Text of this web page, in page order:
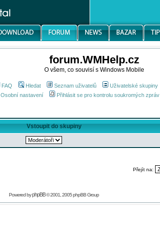
forum.WMHelp.cz
O všem, co souvisí s Windows Mobile
FAQ Hledat Seznam uživatelů Uživatelské skupiny
Osobní nastavení
Přihlásit se pro kontrolu soukromých zpráv
Vstoupit do skupiny
Přejít na:
Powered byphpBB© 2001, 2005 phpBB Group